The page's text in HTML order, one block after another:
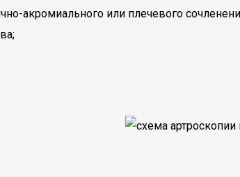
акромиального или плечевого